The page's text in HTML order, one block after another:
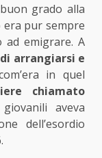
grado alla
era pur sempre
ad emigrare. A
arrangiarsi e
in quel
chiamato
aveva
dell’esordio